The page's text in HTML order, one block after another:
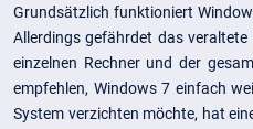
Grundsätzlich funktioniert
Allerdings gefährdet das
einzelnen Rechner und der
empfehlen, Windows 7 einfach
System verzichten möchte, hat